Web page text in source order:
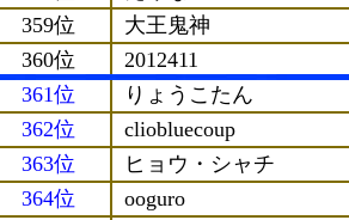
359位
大王鬼神
360位
2012411
361位
りょうこたん
362位
cliobluecoup
363位
ヒョウ・シャチ
364位
ooguro